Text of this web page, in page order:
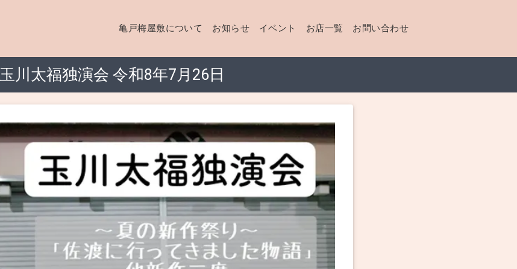
亀戸梅屋敷について お知らせ イベント お店一覧 お問い合わせ
玉川太福独演会 令和8年7月26日